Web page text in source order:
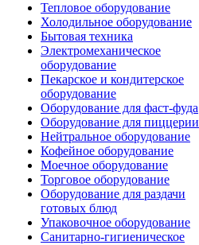
Тепловое оборудование
Холодильное оборудование
Бытовая техника
Электромеханическое
оборудование
Пекарское и кондитерское
оборудование
Оборудование для фаст-фуда
Оборудование для пиццерии
Нейтральное оборудование
Кофейное оборудование
Моечное оборудование
Торговое оборудование
Оборудование для раздачи
готовых блюд
Упаковочное оборудование
Санитарно-гигиеническое